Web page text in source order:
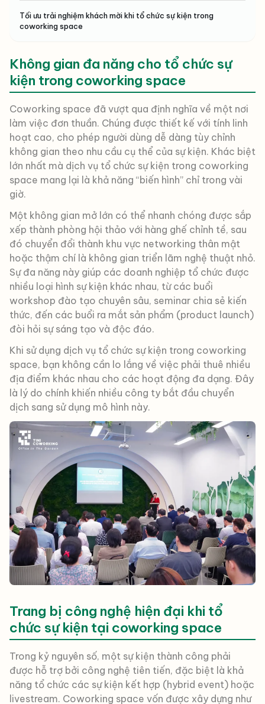
Tối ưu trải nghiệm khách mời khi tổ chức sự kiện trong
coworking space
Không gian đa năng cho tổ chức sự
kiện trong coworking space
Coworking space đã vượt qua định nghĩa về một nơi
làm việc đơn thuần. Chúng được thiết kế với tính linh
hoạt cao, cho phép người dùng dễ dàng tùy chỉnh
không gian theo nhu cầu cụ thể của sự kiện. Khác biệt
lớn nhất mà dịch vụ tổ chức sự kiện trong coworking
space mang lại là khả năng “biến hình” chỉ trong vài
giờ.
Một không gian mở lớn có thể nhanh chóng được sắp
xếp thành phòng hội thảo với hàng ghế chỉnh tề, sau
đó chuyển đổi thành khu vực networking thân mật
hoặc thậm chí là không gian triển lãm nghệ thuật nhỏ.
Sự đa năng này giúp các doanh nghiệp tổ chức được
nhiều loại hình sự kiện khác nhau, từ các buổi
workshop đào tạo chuyên sâu, seminar chia sẻ kiến
thức, đến các buổi ra mắt sản phẩm (product launch)
đòi hỏi sự sáng tạo và độc đáo.
Khi sử dụng dịch vụ tổ chức sự kiện trong coworking
space, bạn không cần lo lắng về việc phải thuê nhiều
địa điểm khác nhau cho các hoạt động đa dạng. Đây
là lý do chính khiến nhiều công ty bắt đầu chuyển
dịch sang sử dụng mô hình này.
Trang bị công nghệ hiện đại khi tổ
chức sự kiện tại coworking space
Trong kỷ nguyên số, một sự kiện thành công phải
được hỗ trợ bởi công nghệ tiên tiến, đặc biệt là khả
năng tổ chức các sự kiện kết hợp (hybrid event) hoặc
livestream. Coworking space vốn được xây dựng như